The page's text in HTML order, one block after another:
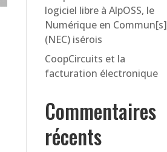
logiciel libre à AlpOSS, le
Numérique en Commun[s]
(NEC) isérois
CoopCircuits et la
facturation électronique
Commentaires
récents